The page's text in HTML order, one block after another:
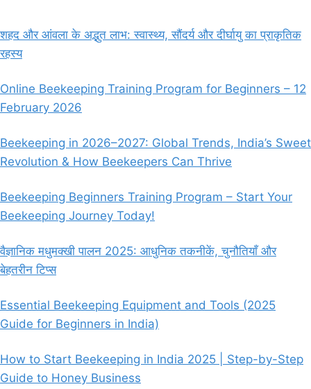
शहद और आंवला के अद्भुत लाभ: स्वास्थ्य, सौंदर्य और दीर्घायु का प्राकृतिक
रहस्य
Online Beekeeping Training Program for Beginners – 12
February 2026
Beekeeping in 2026–2027: Global Trends, India’s Sweet
Revolution & How Beekeepers Can Thrive
Beekeeping Beginners Training Program – Start Your
Beekeeping Journey Today!
वैज्ञानिक मधुमक्खी पालन 2025: आधुनिक तकनीकें, चुनौतियाँ और
बेहतरीन टिप्स
Essential Beekeeping Equipment and Tools (2025
Guide for Beginners in India)
How to Start Beekeeping in India 2025 | Step-by-Step
Guide to Honey Business